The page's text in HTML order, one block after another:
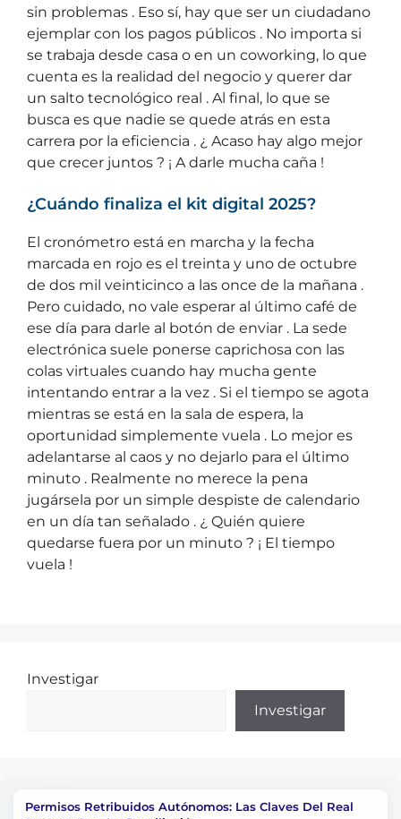
sin problemas . Eso sí, hay que ser un ciudadano
ejemplar con los pagos públicos . No importa si
se trabaja desde casa o en un coworking, lo que
cuenta es la realidad del negocio y querer dar
un salto tecnológico real . Al final, lo que se
busca es que nadie se quede atrás en esta
carrera por la eficiencia . ¿ Acaso hay algo mejor
que crecer juntos ? ¡ A darle mucha caña !
¿Cuándo finaliza el kit digital 2025?
El cronómetro está en marcha y la fecha
marcada en rojo es el treinta y uno de octubre
de dos mil veinticinco a las once de la mañana .
Pero cuidado, no vale esperar al último café de
ese día para darle al botón de enviar . La sede
electrónica suele ponerse caprichosa con las
colas virtuales cuando hay mucha gente
intentando entrar a la vez . Si el tiempo se agota
mientras se está en la sala de espera, la
oportunidad simplemente vuela . Lo mejor es
adelantarse al caos y no dejarlo para el último
minuto . Realmente no merece la pena
jugársela por un simple despiste de calendario
en un día tan señalado . ¿ Quién quiere
quedarse fuera por un minuto ? ¡ El tiempo
vuela !
Investigar
Investigar
Permisos Retribuidos Autónomos: Las Claves Del Real